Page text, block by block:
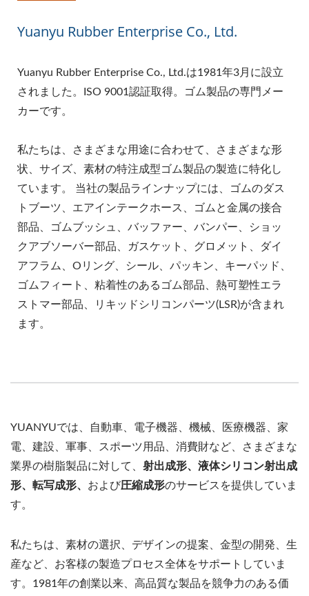
Yuanyu Rubber Enterprise Co., Ltd.
Yuanyu Rubber Enterprise Co., Ltd.は1981年3月に設立
されました。ISO 9001認証取得。ゴム製品の専門メー
カーです。
私たちは、さまざまな用途に合わせて、さまざまな形
状、サイズ、素材の特注成型ゴム製品の製造に特化し
ています。 当社の製品ラインナップには、ゴムのダス
トブーツ、エアインテークホース、ゴムと金属の接合
部品、ゴムブッシュ、バッファー、バンパー、ショッ
クアブソーバー部品、ガスケット、グロメット、ダイ
アフラム、Oリング、シール、パッキン、キーパッド、
ゴムフィート、粘着性のあるゴム部品、熱可塑性エラ
ストマー部品、リキッドシリコンパーツ(LSR)が含まれ
ます。
YUANYUでは、自動車、電子機器、機械、医療機器、家
電、建設、軍事、スポーツ用品、消費財など、さまざまな
業界の樹脂製品に対して、 射出成形、液体シリコン射出成
形、転写成形、 および圧縮成形のサービスを提供していま
す。
私たちは、素材の選択、デザインの提案、金型の開発、生
産など、お客様の製造プロセス全体をサポートしていま
す。1981年の創業以来、高品質な製品を競争力のある価